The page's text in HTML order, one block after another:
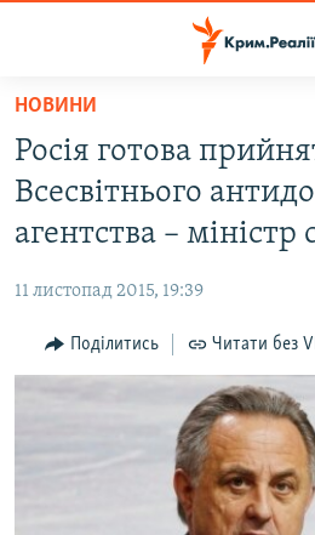
Перейти
основного
матеріалу
до
основної
Перейти
до
пошуку
БЛОГИ
ПОГЛЯД
ЯК ОБІЙТИ БЛОКУВАННЯ
НОВИНИ
Росія готова
Всесвітнього
агентства – міністр
11 листопад 2015, 19:39
Поділитись Читати без